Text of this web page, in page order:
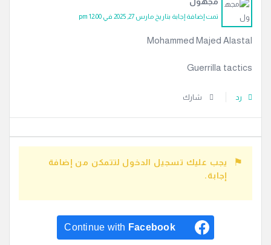
تمت إضافة إجابة بتاريخ مارس 27, 2025 في 12:00 pm
Mohammed Majed Alastal
Guerrilla tactics
رد شارك
يجب عليك تسجيل الدخول لتتمكن من إضافة
إجابة.
Continue with Facebook